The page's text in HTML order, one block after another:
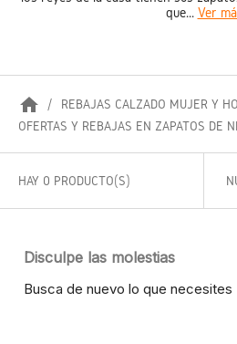
que... Ver
home
REBAJAS CALZADO MUJER Y
OFERTAS Y REBAJAS EN ZAPATOS DE
HAY 0 PRODUCTO(S)
Disculpe las molestias
Busca de nuevo lo que necesites